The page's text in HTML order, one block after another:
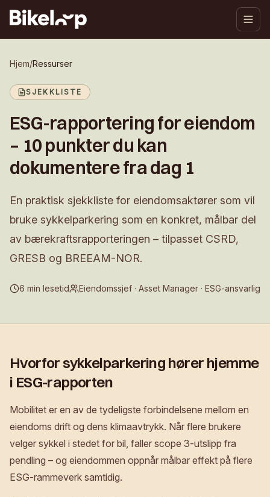
Hjem/Ressurser
SJEKKLISTE
ESG-rapportering for eiendom
– 10 punkter du kan
dokumentere fra dag 1
En praktisk sjekkliste for eiendomsaktører som vil
bruke sykkelparkering som en konkret, målbar del
av bærekraftsrapporteringen – tilpasset CSRD,
GRESB og BREEAM-NOR.
6 min lesetid Eiendomssjef · Asset Manager · ESG-ansvarlig
Hvorfor sykkelparkering hører hjemme
i ESG-rapporten
Mobilitet er en av de tydeligste forbindelsene mellom en
eiendoms drift og dens klimaavtrykk. Når flere brukere
velger sykkel i stedet for bil, faller scope 3-utslipp fra
pendling – og eiendommen oppnår målbar effekt på flere
ESG-rammeverk samtidig.